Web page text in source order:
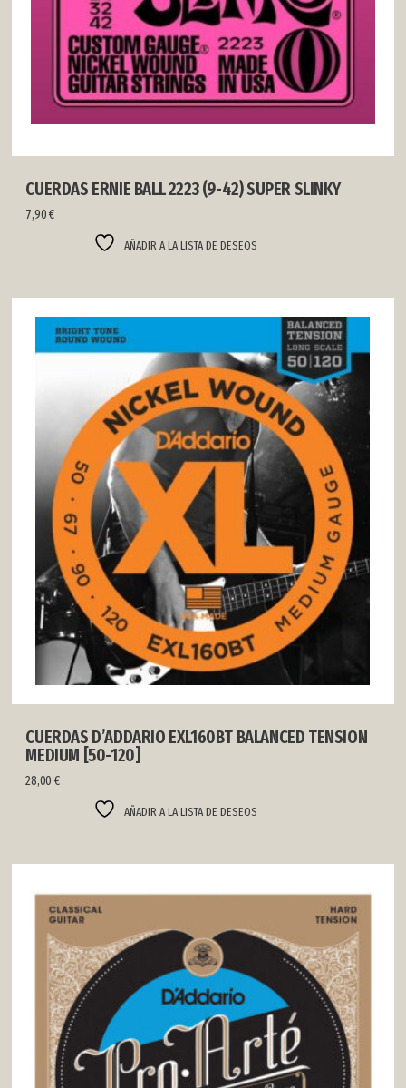
CUERDAS ERNIE BALL 2223 (9-42) SUPER SLINKY
7,90€
AÑADIR A LA LISTA DE DESEOS
CUERDAS D’ADDARIO EXL160BT BALANCED TENSION
MEDIUM [50-120]
28,00 €
AÑADIR A LA LISTA DE DESEOS